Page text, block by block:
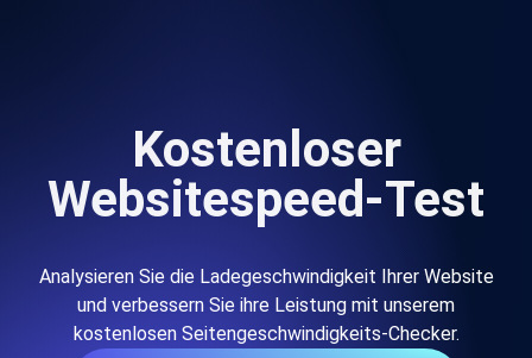
Kostenloser
Websitespeed-Test
Analysieren Sie die Ladegeschwindigkeit Ihrer Website
und verbessern Sie ihre Leistung mit unserem
kostenlosen Seitengeschwindigkeits-Checker.